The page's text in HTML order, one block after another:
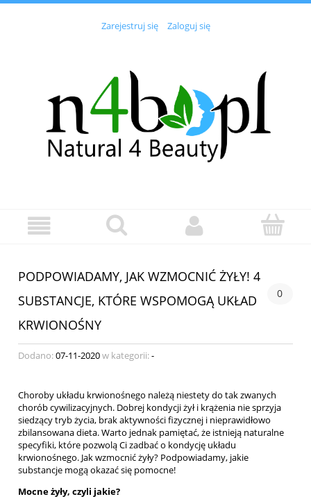
Zarejestruj się Zaloguj się
PODPOWIADAMY, JAK WZMOCNIĆ ŻYŁY! 4
SUBSTANCJE, KTÓRE WSPOMOGĄ UKŁAD
KRWIONOŚNY
0
Dodano:07-11-2020w kategorii:-
Choroby układu krwionośnego należą niestety do tak zwanych
chorób cywilizacyjnych. Dobrej kondycji żył i krążenia nie sprzyja
siedzący tryb życia, brak aktywności fizycznej i nieprawidłowo
zbilansowana dieta. Warto jednak pamiętać, że istnieją naturalne
specyfiki, które pozwolą Ci zadbać o kondycję układu
krwionośnego. Jak wzmocnić żyły? Podpowiadamy, jakie
substancje mogą okazać się pomocne!
Mocneżyły, czyli jakie?